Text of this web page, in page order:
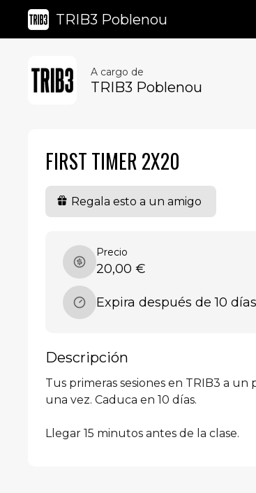
TRIB3 Poblenou
A cargo de
TRIB3 Poblenou
FIRST TIMER 2X20
Regala esto a un amigo
Precio
20,00 €
Expira después de 10 días
Descripción
Tus primeras sesiones en TRIB3 a un
una vez. Caduca en 10 días.
Llegar 15 minutos antes de la clase.